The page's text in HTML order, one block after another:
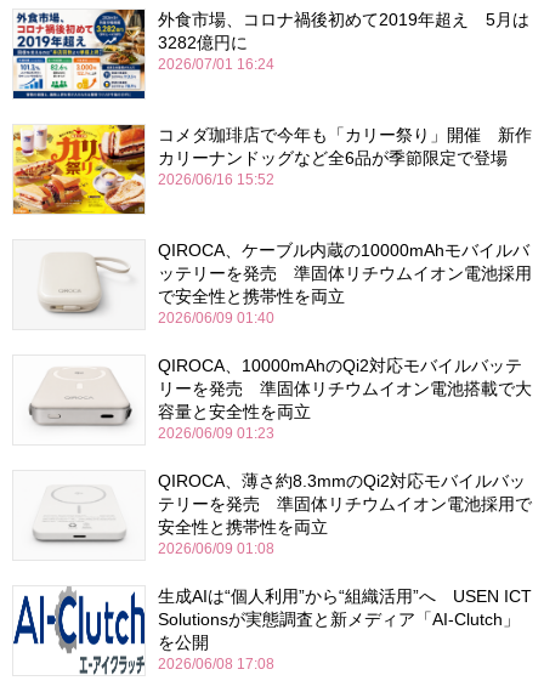
外食市場、コロナ禍後初めて2019年超え 5月は
3282億円に
2026/07/01 16:24
コメダ珈琲店で今年も「カリー祭り」開催 新作
カリーナンドッグなど全6品が季節限定で登場
2026/06/16 15:52
QIROCA、ケーブル内蔵の10000mAhモバイルバ
ッテリーを発売 準固体リチウムイオン電池採用
で安全性と携帯性を両立
2026/06/09 01:40
QIROCA、10000mAhのQi2対応モバイルバッテ
リーを発売 準固体リチウムイオン電池搭載で大
容量と安全性を両立
2026/06/09 01:23
QIROCA、薄さ約8.3mmのQi2対応モバイルバッ
テリーを発売 準固体リチウムイオン電池採用で
安全性と携帯性を両立
2026/06/09 01:08
生成AIは“個人利用”から“組織活用”へ USEN ICT
Solutionsが実態調査と新メディア「AI-Clutch」
を公開
2026/06/08 17:08